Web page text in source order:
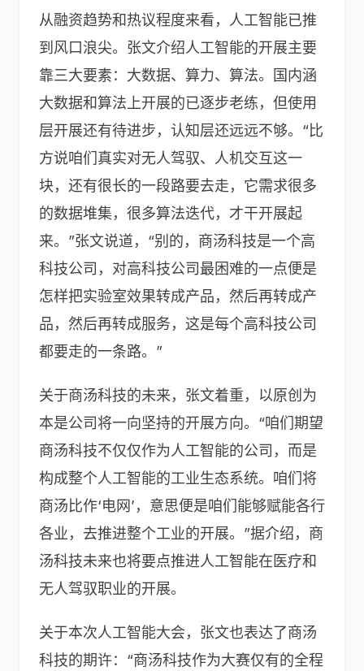
从融资趋势和热议程度来看，人工智能已推
到风口浪尖。张文介绍人工智能的开展主要
靠三大要素：大数据、算力、算法。国内涵
大数据和算法上开展的已逐步老练，但使用
层开展还有待进步，认知层还远远不够。“比
方说咱们真实对无人驾驭、人机交互这一
块，还有很长的一段路要去走，它需求很多
的数据堆集，很多算法迭代，才干开展起
来。”张文说道，“别的，商汤科技是一个高
科技公司，对高科技公司最困难的一点便是
怎样把实验室效果转成产品，然后再转成产
品，然后再转成服务，这是每个高科技公司
都要走的一条路。”
关于商汤科技的未来，张文着重，以原创为
本是公司将一向坚持的开展方向。“咱们期望
商汤科技不仅仅作为人工智能的公司，而是
构成整个人工智能的工业生态系统。咱们将
商汤比作‘电网’，意思便是咱们能够赋能各行
各业，去推进整个工业的开展。”据介绍，商
汤科技未来也将要点推进人工智能在医疗和
无人驾驭职业的开展。
关于本次人工智能大会，张文也表达了商汤
科技的期许：“商汤科技作为大赛仅有的全程